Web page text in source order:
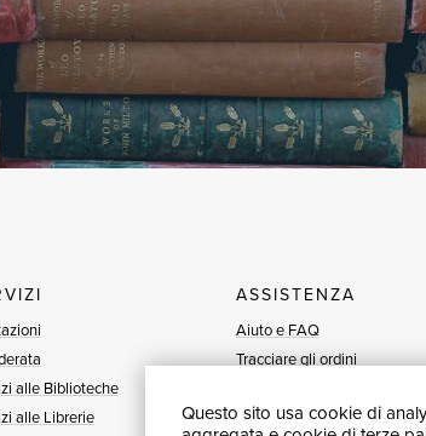
Questo sito usa cookie di
alle Biblioteche
alle Librerie
ASSISTENZA
Aiuto e FAQ
Tracciare gli ordini
Fatturazione